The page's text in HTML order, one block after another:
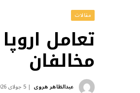
مقالات
تعامل
مخالفان
عبدالظاهر هروی 5 جولای 2026